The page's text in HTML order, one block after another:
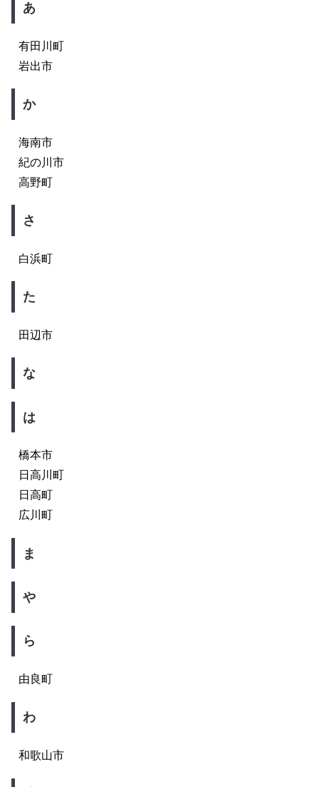
あ
有田川町
岩出市
か
海南市
紀の川市
高野町
さ
白浜町
た
田辺市
な
は
橋本市
日高川町
日高町
広川町
ま
や
ら
由良町
わ
和歌山市